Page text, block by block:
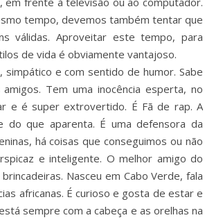
tempo, devemos também tentar que
válidas. Aproveitar este tempo, para
de vida é obviamente vantajoso.
simpático e com sentido de humor. Sabe
Tem uma inocência esperta, no
e é super extrovertido. É Fã de rap. A
do que aparenta. É uma defensora da
há coisas que conseguimos ou não
e inteligente. O melhor amigo do
Nasceu em Cabo Verde, fala
africanas. É curioso e gosta de estar e
sempre com a cabeça e as orelhas na